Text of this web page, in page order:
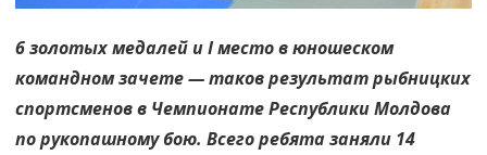
6 золотых медалей и I место в юношеском
командном зачете — таков результат рыбницких
спортсменов в Чемпионате Республики Молдова
по рукопашному бою. Всего ребята заняли 14